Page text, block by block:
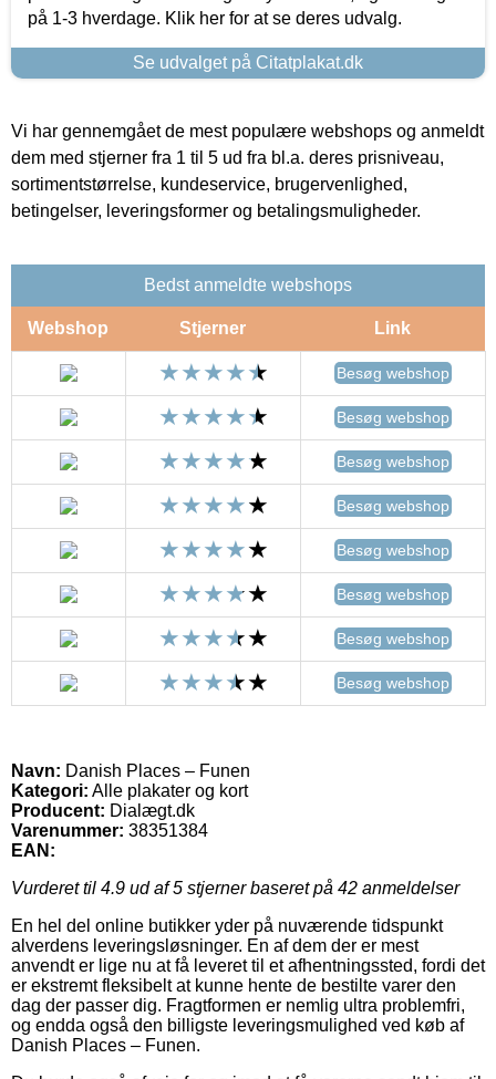
på 1-3 hverdage. Klik her for at se deres udvalg.
Se udvalget på Citatplakat.dk
Vi har gennemgået de mest populære webshops og anmeldt
dem med stjerner fra 1 til 5 ud fra bl.a. deres prisniveau,
sortimentstørrelse, kundeservice, brugervenlighed,
betingelser, leveringsformer og betalingsmuligheder.
Bedst anmeldte webshops
Webshop Stjerner Link
Besøg webshop
Besøg webshop
Besøg webshop
Besøg webshop
Besøg webshop
Besøg webshop
Besøg webshop
Besøg webshop
Navn: Danish Places – Funen
Kategori: Alle plakater og kort
Producent: Dialægt.dk
Varenummer: 38351384
EAN:
Vurderet til 4.9 ud af 5 stjerner baseret på 42 anmeldelser
En hel del online butikker yder på nuværende tidspunkt
alverdens leveringsløsninger. En af dem der er mest
anvendt er lige nu at få leveret til et afhentningssted, fordi det
er ekstremt fleksibelt at kunne hente de bestilte varer den
dag der passer dig. Fragtformen er nemlig ultra problemfri,
og endda også den billigste leveringsmulighed ved køb af
Danish Places – Funen.